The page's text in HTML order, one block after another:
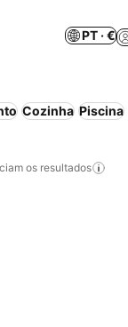
PT · €
Cozinha Piscina
os resultados
favoritos